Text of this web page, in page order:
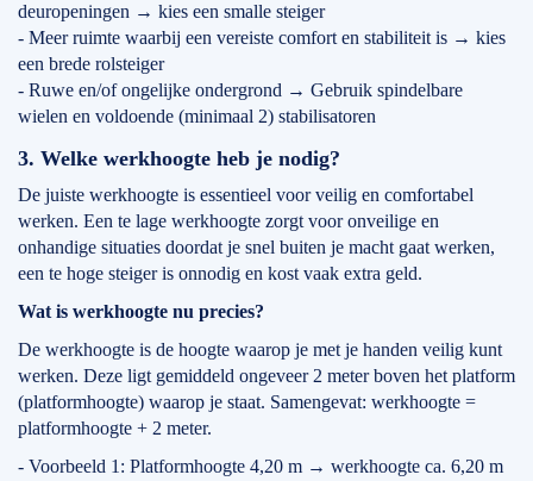
deuropeningen → kies een smalle steiger
- Meer ruimte waarbij een vereiste comfort en stabiliteit is → kies
een brede rolsteiger
- Ruwe en/of ongelijke ondergrond → Gebruik spindelbare
wielen en voldoende (minimaal 2) stabilisatoren
3. Welke werkhoogte heb je nodig?
De juiste werkhoogte is essentieel voor veilig en comfortabel
werken. Een te lage werkhoogte zorgt voor onveilige en
onhandige situaties doordat je snel buiten je macht gaat werken,
een te hoge steiger is onnodig en kost vaak extra geld.
Wat is werkhoogte nu precies?
De werkhoogte is de hoogte waarop je met je handen veilig kunt
werken. Deze ligt gemiddeld ongeveer 2 meter boven het platform
(platformhoogte) waarop je staat. Samengevat: werkhoogte =
platformhoogte + 2 meter.
- Voorbeeld 1: Platformhoogte 4,20 m → werkhoogte ca. 6,20 m